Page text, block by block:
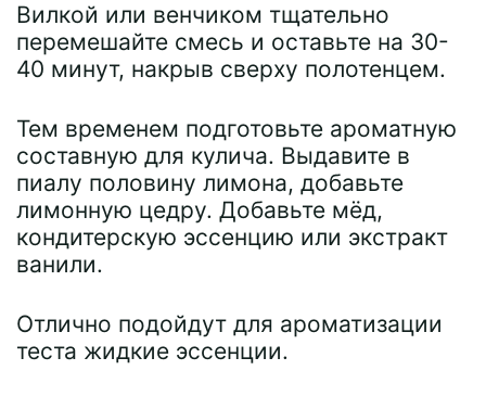
Вилкой или венчиком тщательно
перемешайте смесь и оставьте на 30-
40 минут, накрыв сверху полотенцем.
Тем временем подготовьте ароматную
составную для кулича. Выдавите в
пиалу половину лимона, добавьте
лимонную цедру. Добавьте мёд,
кондитерскую эссенцию или экстракт
ванили.
Отлично подойдут для ароматизации
теста жидкие эссенции.